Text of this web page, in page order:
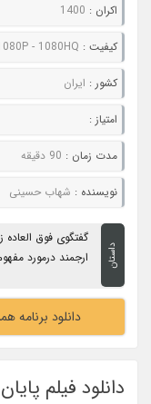
اکران : 1400
کیفیت : - 1080P - 1080HQ
کشور : ایران
امتیاز :
مدت زمان : 90 دقیقه
نویسنده : شهاب حسینی
داستان
گفتگوی فوق
ارجمند درمورد
دانلود برنامه
دانلود فیلم